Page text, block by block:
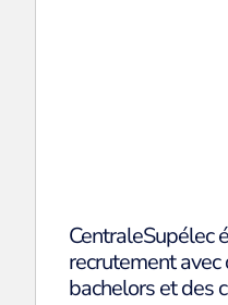
CentraleSupélec
recrutement
bachelors et des